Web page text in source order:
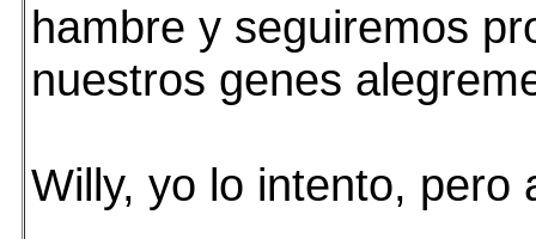
hambre y seguiremos
nuestros genes
Willy, yo lo intento, pero